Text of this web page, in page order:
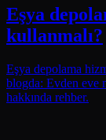
Eşya
kullanmalı?
Eşya depolama
blogda: Evden eve
hakkında rehber.